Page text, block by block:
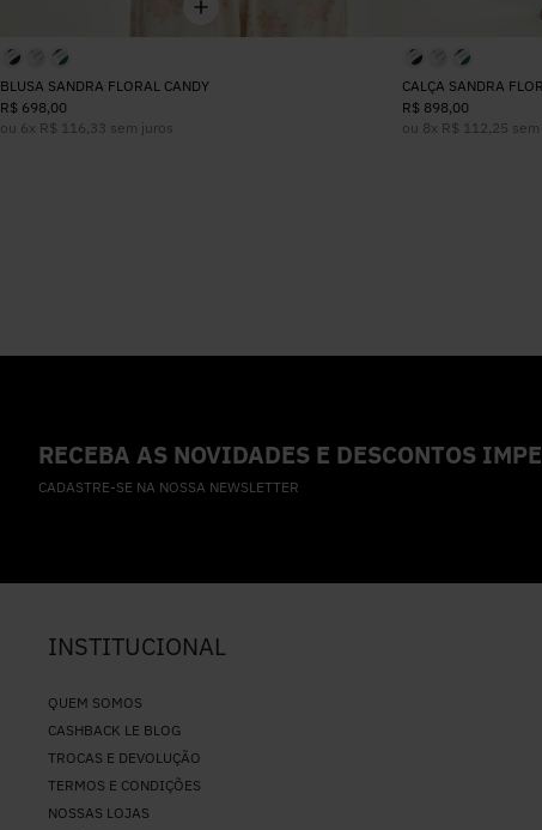
BLUSA SANDRA FLORAL CANDY
R$ 698,00
ou 6x R$ 116 33 sem juros
CALÇA SANDRA
R$ 898,00
ou 8x R$ 112 25
RECEBA AS NOVIDADES E DESCONTOS
CADASTRE-SE NA NOSSA NEWSLETTER
INSTITUCIONAL
QUEM SOMOS
CASHBACK LE BLOG
TROCAS E DEVOLUÇÃO
TERMOS E CONDIÇÕES
NOSSAS LOJAS